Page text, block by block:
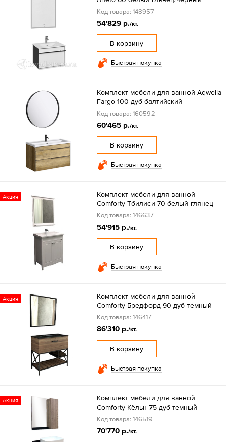
Код товара: 148957
54'829 р./кт.
В корзину
Быстрая покупка
Комплект мебели для ванной Aqwella
Fargo 100 дуб балтийский
Код товара: 160592
60'465 р./кт.
В корзину
Быстрая покупка
Акция
Комплект мебели для ванной
Comforty Тбилиси 70 белый глянец
Код товара: 146637
54'915 р./кт.
В корзину
Быстрая покупка
Акция
Комплект мебели для ванной
Comforty Бредфорд 90 дуб темный
Код товара: 146417
86'310 р./кт.
В корзину
Быстрая покупка
Акция
Комплект мебели для ванной
Comforty Кёльн 75 дуб темный
Код товара: 146519
70'770 р./кт.